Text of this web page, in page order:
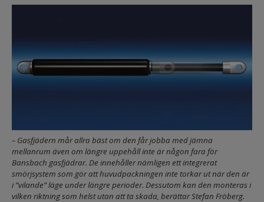
– Gasfjädern mår allra bäst om den får jobba med jämna
mellanrum även om längre uppehåll inte är någon fara för
Bansbach gasfjädrar. De innehåller nämligen ett integrerat
smörjsystem som gör att huvudpackningen inte torkar ut när den är
i ”vilande” läge under längre perioder. Dessutom kan den monteras i
vilken riktning som helst utan att ta skada, berättar Stefan Fröberg.